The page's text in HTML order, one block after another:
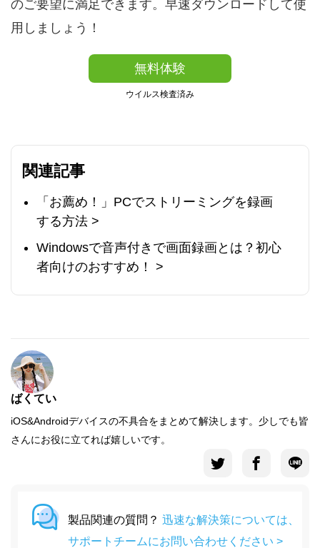
のご要望に満足できます。早速ダウンロードして使
用しましょう！
無料体験
ウイルス検査済み
関連記事
「お薦め！」PCでストリーミングを録画
する方法 >
Windowsで音声付きで画面録画とは？初心
者向けのおすすめ！ >
ばくてい
iOS&Androidデバイスの不具合をまとめて解決します。少しでも皆
さんにお役に立てれば嬉しいです。
製品関連の質問？ 迅速な解決策については、
サポートチームにお問い合わせください >